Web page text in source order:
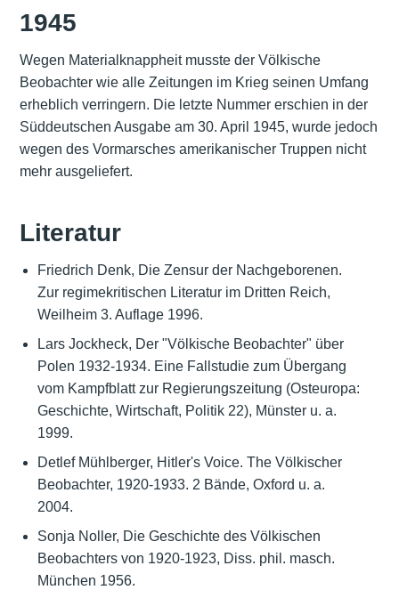
1945
Wegen Materialknappheit musste der Völkische
Beobachter wie alle Zeitungen im Krieg seinen Umfang
erheblich verringern. Die letzte Nummer erschien in der
Süddeutschen Ausgabe am 30. April 1945, wurde jedoch
wegen des Vormarsches amerikanischer Truppen nicht
mehr ausgeliefert.
Literatur
Friedrich Denk, Die Zensur der Nachgeborenen.
Zur regimekritischen Literatur im Dritten Reich,
Weilheim 3. Auflage 1996.
Lars Jockheck, Der "Völkische Beobachter" über
Polen 1932-1934. Eine Fallstudie zum Übergang
vom Kampfblatt zur Regierungszeitung (Osteuropa:
Geschichte, Wirtschaft, Politik 22), Münster u. a.
1999.
Detlef Mühlberger, Hitler's Voice. The Völkischer
Beobachter, 1920-1933. 2 Bände, Oxford u. a.
2004.
Sonja Noller, Die Geschichte des Völkischen
Beobachters von 1920-1923, Diss. phil. masch.
München 1956.